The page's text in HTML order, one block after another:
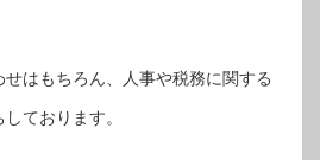
はもちろん、人事や税務に関する
ております。